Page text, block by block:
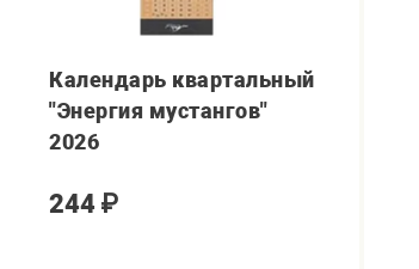
Календарь квартальный
"Энергия мустангов"
2026
244 ₽